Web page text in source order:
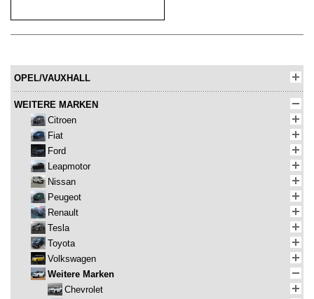
OPEL/VAUXHALL
WEITERE MARKEN
Citroen
Fiat
Ford
Leapmotor
Nissan
Peugeot
Renault
Tesla
Toyota
Volkswagen
Weitere Marken
Chevrolet